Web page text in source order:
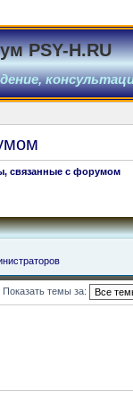
PSY-H.RU
связанные с форумом
Показать темы за: